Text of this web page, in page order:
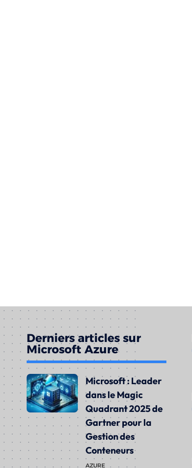
Derniers articles sur
Microsoft Azure
Microsoft : Leader
dans le Magic
Quadrant 2025 de
Gartner pour la
Gestion des
Conteneurs
AZURE